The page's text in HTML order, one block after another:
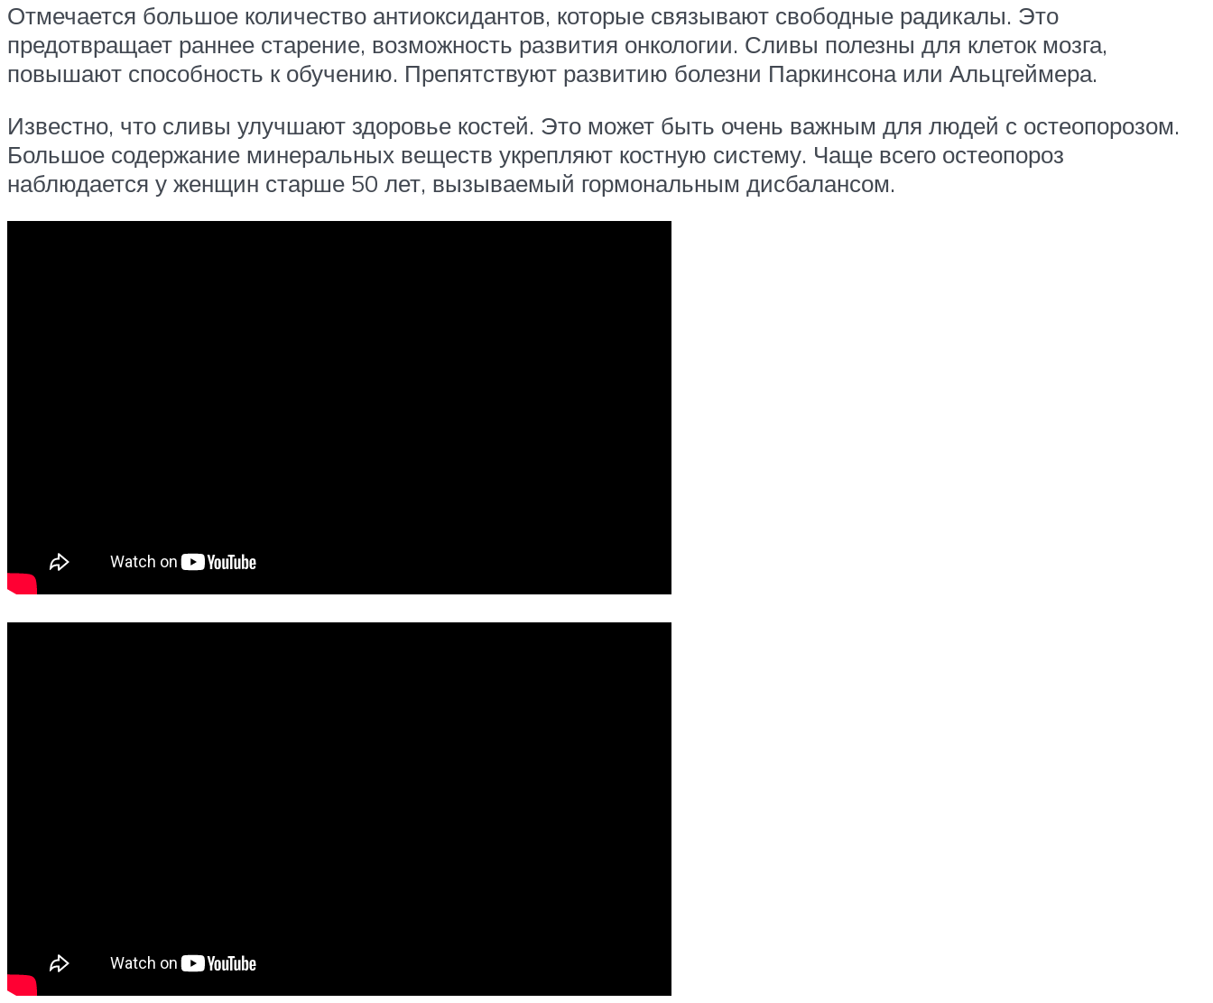
Отмечается большое количество антиоксидантов, которые связывают свободные радикалы. Это
предотвращает раннее старение, возможность развития онкологии. Сливы полезны для клеток мозга,
повышают способность к обучению. Препятствуют развитию болезни Паркинсона или Альцгеймера.
Известно, что сливы улучшают здоровье костей. Это может быть очень важным для людей с остеопорозом.
Большое содержание минеральных веществ укрепляют костную систему. Чаще всего остеопороз
наблюдается у женщин старше 50 лет, вызываемый гормональным дисбалансом.